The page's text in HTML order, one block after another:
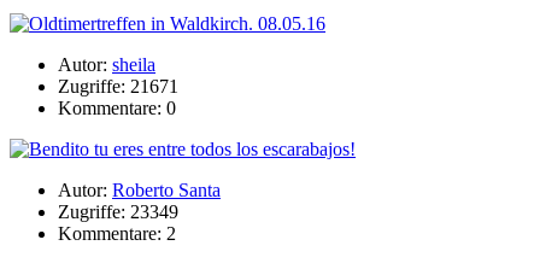
Autor: sheila
Zugriffe: 21671
Kommentare: 0
Autor: Roberto Santa
Zugriffe: 23349
Kommentare: 2